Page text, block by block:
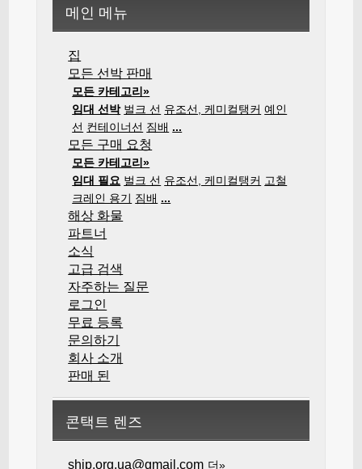
메인 메뉴
집
모든 선박 판매
모든 카테고리»
임대 선박 벌크 선 유조선, 케미컬탱커 예인
선 컨테이너선 짐배 ...
모든 구매 요청
모든 카테고리»
임대 필요 벌크 선 유조선, 케미컬탱커 고철
크레인 용기 짐배 ...
해상 화물
파트너
소식
고급 검색
자주하는 질문
로그인
무료 등록
문의하기
회사 소개
판매 된
콘택트 렌즈
ship.org.ua@gmail.com 더»